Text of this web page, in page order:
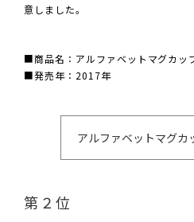
意しました。
■商品名：アルファベットマグカッ
■発売年：2017年
アルファベットマグカ
第２位